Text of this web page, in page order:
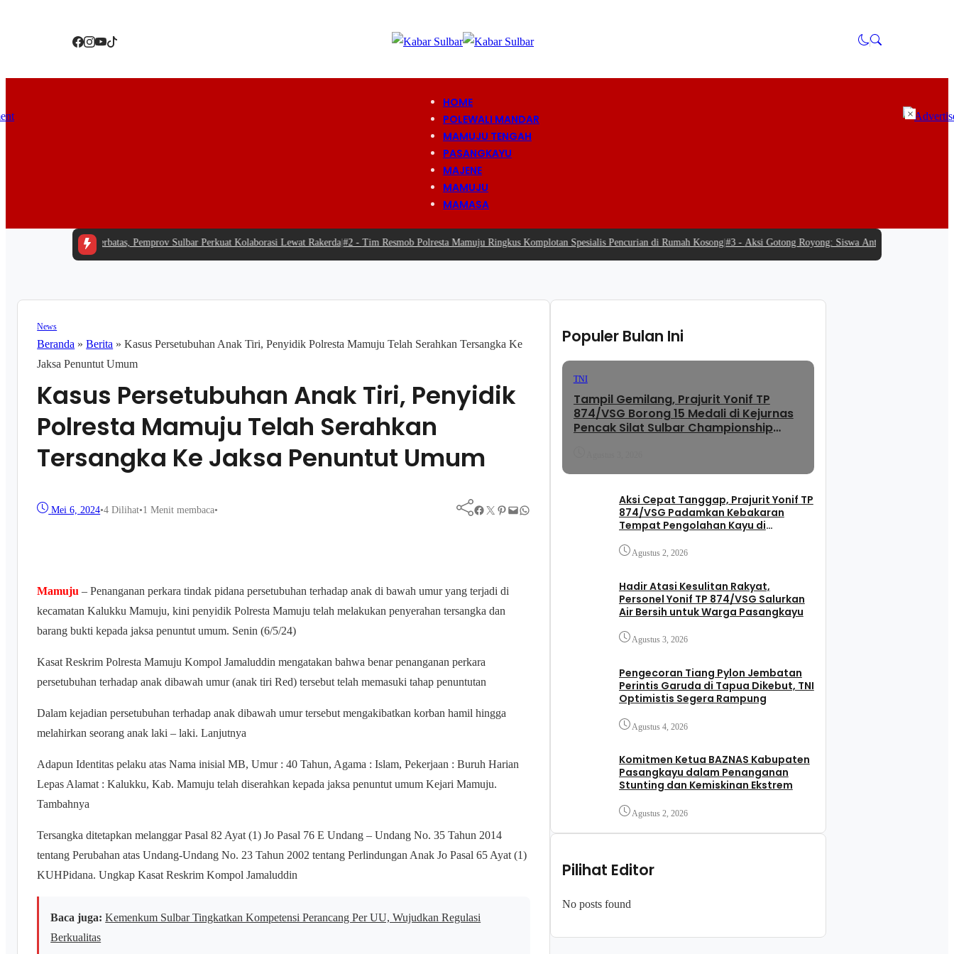
HOME
POLEWALI MANDAR
MAMUJU TENGAH
PASANGKAYU
MAJENE
MAMUJU
MAMASA
Tengah Anggaran Terbatas, Pemprov Sulbar Perkuat Kolaborasi Lewat Rakerda|#2 -Tim Resmob Polresta Mamuju Ringkus Komplotan Spesialis Pencurian di Rumah Kosong|#3 -Aksi Gotong Royong: Siswa Antusias Bantu SPPG
News
Beranda »Berita »Kasus Persetubuhan Anak Tiri, Penyidik Polresta Mamuju Telah Serahkan Tersangka Ke
Jaksa Penuntut Umum
Kasus Persetubuhan Anak Tiri, Penyidik
Polresta Mamuju Telah Serahkan
Tersangka Ke Jaksa Penuntut Umum
Mei 6, 2024•4Dilihat•1 Menit membaca• Facebook Twitter Pinterest Mail WhatsApp
Mamuju – Penanganan perkara tindak pidana persetubuhan terhadap anak di bawah umur yang terjadi di
kecamatan Kalukku Mamuju, kini penyidik Polresta Mamuju telah melakukan penyerahan tersangka dan
barang bukti kepada jaksa penuntut umum. Senin (6/5/24)
Kasat Reskrim Polresta Mamuju Kompol Jamaluddin mengatakan bahwa benar penanganan perkara
persetubuhan terhadap anak dibawah umur (anak tiri Red) tersebut telah memasuki tahap penuntutan
Dalam kejadian persetubuhan terhadap anak dibawah umur tersebut mengakibatkan korban hamil hingga
melahirkan seorang anak laki – laki. Lanjutnya
Adapun Identitas pelaku atas Nama inisial MB, Umur : 40 Tahun, Agama : Islam, Pekerjaan : Buruh Harian
Lepas Alamat : Kalukku, Kab. Mamuju telah diserahkan kepada jaksa penuntut umum Kejari Mamuju.
Tambahnya
Tersangka ditetapkan melanggar Pasal 82 Ayat (1) Jo Pasal 76 E Undang – Undang No. 35 Tahun 2014
tentang Perubahan atas Undang-Undang No. 23 Tahun 2002 tentang Perlindungan Anak Jo Pasal 65 Ayat (1)
KUHPidana. Ungkap Kasat Reskrim Kompol Jamaluddin
Baca juga: Kemenkum Sulbar Tingkatkan Kompetensi Perancang Per UU, Wujudkan Regulasi
Berkualitas
Populer Bulan Ini
TNI
Tampil Gemilang, Prajurit Yonif TP
874/VSG Borong 15 Medali di Kejurnas
Pencak Silat Sulbar Championship
Aksi Cepat Tanggap, Prajurit Yonif TP
874/VSG Padamkan Kebakaran
Tempat Pengolahan Kayu di
Agustus 2, 2026
Hadir Atasi Kesulitan Rakyat,
Personel Yonif TP 874/VSG Salurkan
Air Bersih untuk Warga Pasangkayu
Agustus 3, 2026
Pengecoran Tiang Pylon Jembatan
Perintis Garuda di Tapua Dikebut, TNI
Optimistis Segera Rampung
Agustus 4, 2026
Komitmen Ketua BAZNAS Kabupaten
Pasangkayu dalam Penanganan
Stunting dan Kemiskinan Ekstrem
Agustus 2, 2026
Pilihat Editor
No posts found
×